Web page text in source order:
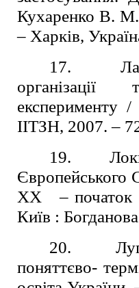
Кухаренко В.
– Харків,
17.
організації
ІІТЗН, 2007. –
19.
Європейського
ХХ
– початок
Київ :
20.
поняттєво-